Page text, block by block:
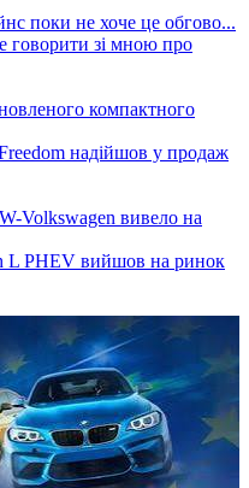
говорити зі мною про
надійшов у продаж
L PHEV вийшов на ринок